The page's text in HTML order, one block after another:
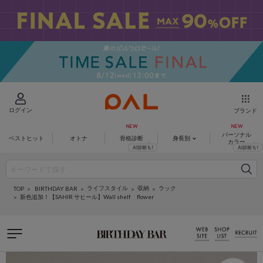
ログイン ブランド
ベストヒット オトナ 骨格診断 身長別
パーソナル
カラー
TOP BIRTHDAY BAR ライフスタイル 収納
ラック
新色追加！【SAHIR サヒール】Wall shelf flower